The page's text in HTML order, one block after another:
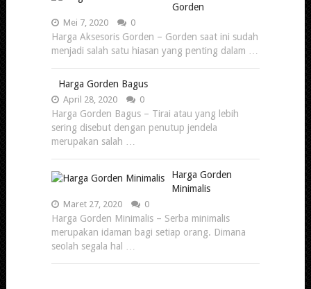
Gorden
Mei 7, 2020 0
Harga Aksesoris Gorden – Gorden saat ini sudah
menjadi salah satu hiasan yang penting dalam …
Harga Gorden Bagus
April 28, 2020 0
Harga Gorden Bagus – Tirai atau yang lebih
sering disebut dengan penutup jendela
merupakan salah …
Harga Gorden
Minimalis
Maret 27, 2020 0
Harga Gorden Minimalis – Serba minimalis
merupakan idaman bagi setiap orang. Dimana
seolah segala hal …